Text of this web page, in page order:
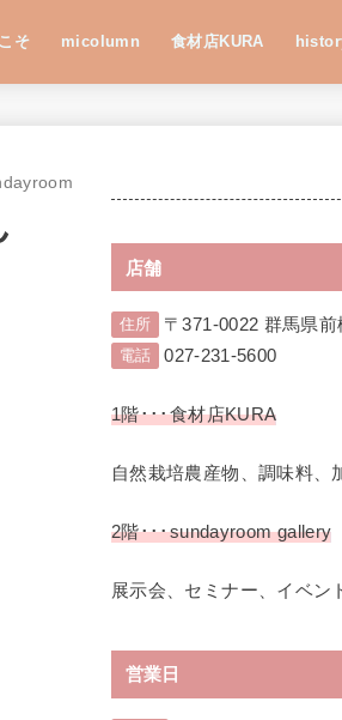
そ micolumn 食材店KURA
店舗
住所 〒371-0022 群馬県
電話 027-231-5600
1階･･･食材店KURA
自然栽培農産物、調味料、
2階･･･sundayroom gallery
展示会、セミナー、イベン
営業日